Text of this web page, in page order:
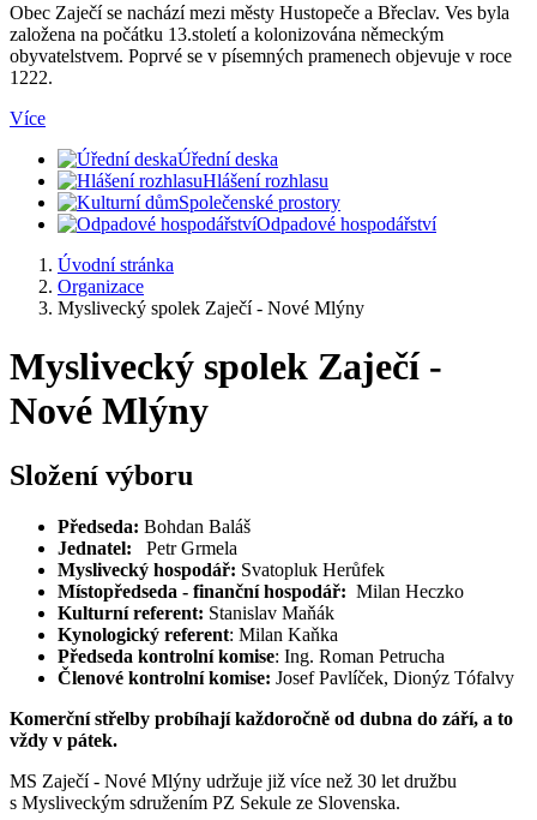
Obec Zaječí se nachází mezi městy Hustopeče a Břeclav. Ves byla
založena na počátku 13.století a kolonizována německým
obyvatelstvem. Poprvé se v písemných pramenech objevuje v roce
1222.
Více
Úřední deska
Hlášení rozhlasu
Společenské prostory
Odpadové hospodářství
Úvodní stránka
Organizace
Myslivecký spolek Zaječí - Nové Mlýny
Myslivecký spolek Zaječí -
Nové Mlýny
Složení výboru
Předseda: Bohdan Baláš
Jednatel: Petr Grmela
Myslivecký hospodář: Svatopluk Herůfek
Místopředseda - finanční hospodář: Milan Heczko
Kulturní referent: Stanislav Maňák
Kynologický referent: Milan Kaňka
Předseda kontrolní komise: Ing. Roman Petrucha
Členové kontrolní komise: Josef Pavlíček, Dionýz Tófalvy
Komerční střelby probíhají každoročně od dubna do září, a to
vždy v pátek.
MS Zaječí - Nové Mlýny udržuje již více než 30 let družbu
s Mysliveckým sdružením PZ Sekule ze Slovenska.